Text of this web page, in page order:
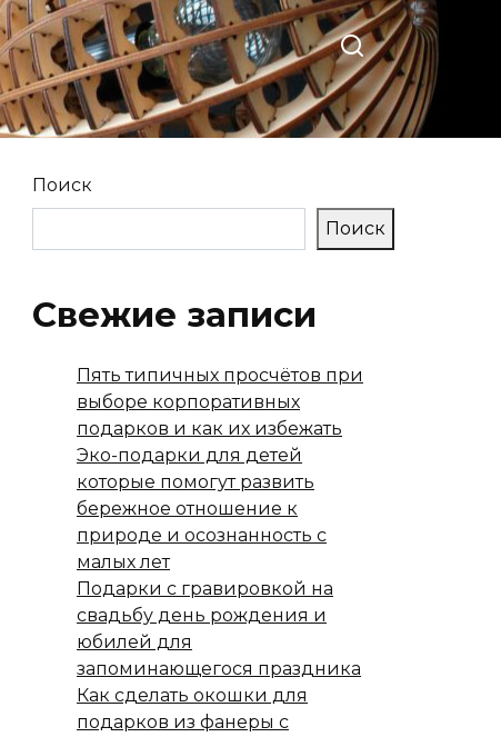
Поиск
Поиск
Свежие записи
Пять типичных просчётов при
выборе корпоративных
подарков и как их избежать
Эко-подарки для детей
которые помогут развить
бережное отношение к
природе и осознанность с
малых лет
Подарки с гравировкой на
свадьбу день рождения и
юбилей для
запоминающегося праздника
Как сделать окошки для
подарков из фанеры с